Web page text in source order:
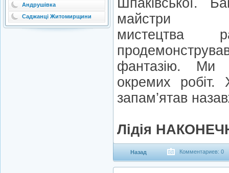
Андрушівка
Саджанці Житомирщини
Шпаківської.
майстри
мистецтва
фантазію. Ми
окремих робіт.
запам’ятав
Лідія
Назад Комментариев: 0